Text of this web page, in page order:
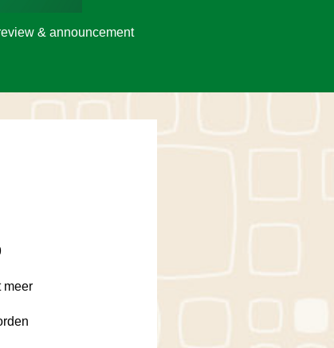
& announcement
meer